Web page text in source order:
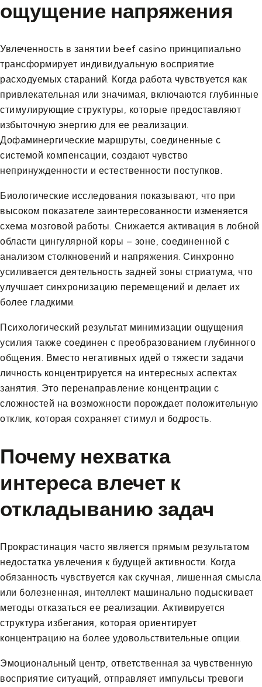
ощущение напряжения
Увлеченность в занятии beef casino принципиально
трансформирует индивидуальную восприятие
расходуемых стараний. Когда работа чувствуется как
привлекательная или значимая, включаются глубинные
стимулирующие структуры, которые предоставляют
избыточную энергию для ее реализации.
Дофаминергические маршруты, соединенные с
системой компенсации, создают чувство
непринужденности и естественности поступков.
Биологические исследования показывают, что при
высоком показателе заинтересованности изменяется
схема мозговой работы. Снижается активация в лобной
области цингулярной коры – зоне, соединенной с
анализом столкновений и напряжения. Синхронно
усиливается деятельность задней зоны стриатума, что
улучшает синхронизацию перемещений и делает их
более гладкими.
Психологический результат минимизации ощущения
усилия также соединен с преобразованием глубинного
общения. Вместо негативных идей о тяжести задачи
личность концентрируется на интересных аспектах
занятия. Это перенаправление концентрации с
сложностей на возможности порождает положительную
отклик, которая сохраняет стимул и бодрость.
Почему нехватка
интереса влечет к
откладыванию задач
Прокрастинация часто является прямым результатом
недостатка увлечения к будущей активности. Когда
обязанность чувствуется как скучная, лишенная смысла
или болезненная, интеллект машинально подыскивает
методы отказаться ее реализации. Активируется
структура избегания, которая ориентирует
концентрацию на более удовольствительные опции.
Эмоциональный центр, ответственная за чувственную
восприятие ситуаций, отправляет импульсы тревоги